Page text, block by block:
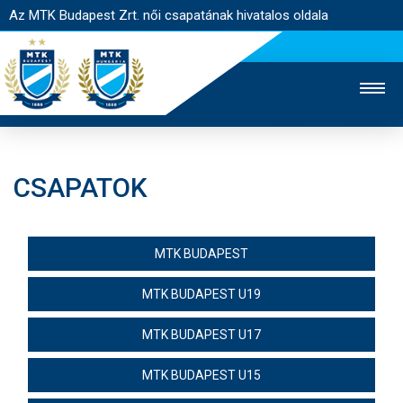
Az MTK Budapest Zrt. női csapatának hivatalos oldala
JEGYÉRTÉKESÍTÉS
WEBSHOP
STADION
EGYESÜLET
KAPCSOLAT
NYITÓLAP
HÍREK
CSAPATOK
MTK BUDAPEST
MTK BUDAPEST U19
MTK BUDAPEST U17
MTK BUDAPEST U15